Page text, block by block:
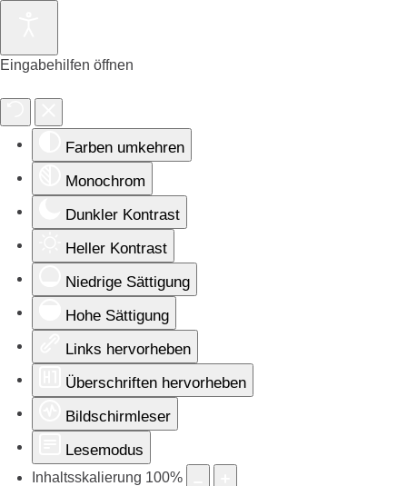
Eingabehilfen öffnen
Farben umkehren
Monochrom
Dunkler Kontrast
Heller Kontrast
Niedrige Sättigung
Hohe Sättigung
Links hervorheben
Überschriften hervorheben
Bildschirmleser
Lesemodus
Inhaltsskalierung 100%